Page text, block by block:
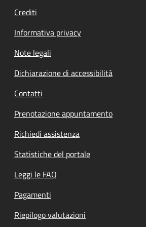
Crediti
Informativa privacy
Note legali
Dichiarazione di accessibilità
Contatti
Prenotazione appuntamento
Richiedi assistenza
Statistiche del portale
Leggi le FAQ
Pagamenti
Riepilogo valutazioni